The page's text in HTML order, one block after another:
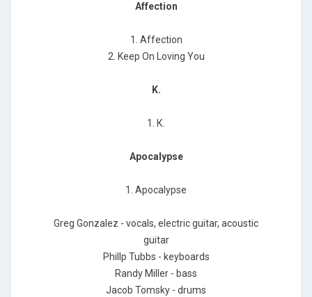
Affection
1. Affection
2. Keep On Loving You
K.
1. К.
Apocalypse
1. Apocalypse
Greg Gonzalez - vocals, electric guitar, acoustic
guitar
Phillp Tubbs - keyboards
Randy Miller - bass
Jacob Tomsky - drums